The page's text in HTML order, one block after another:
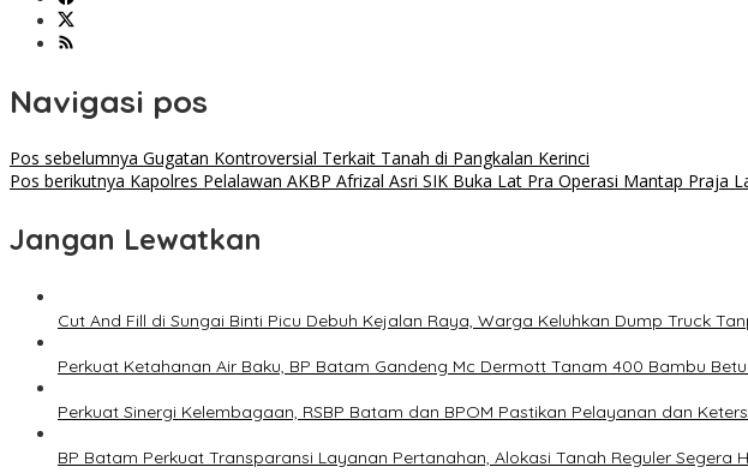
Navigasi pos
Pos sebelumnya Gugatan Kontroversial Terkait Tanah di Pangkalan Kerinci
Pos berikutnya Kapolres Pelalawan AKBP Afrizal Asri SIK Buka Lat Pra Operasi Mantap Praja
Jangan Lewatkan
Cut And Fill di Sungai Binti Picu Debuh Kejalan Raya, Warga Keluhkan Dump Truck
Perkuat Ketahanan Air Baku, BP Batam Gandeng Mc Dermott Tanam 400 Bambu
Perkuat Sinergi Kelembagaan, RSBP Batam dan BPOM Pastikan Pelayanan dan
BP Batam Perkuat Transparansi Layanan Pertanahan, Alokasi Tanah Reguler Segera